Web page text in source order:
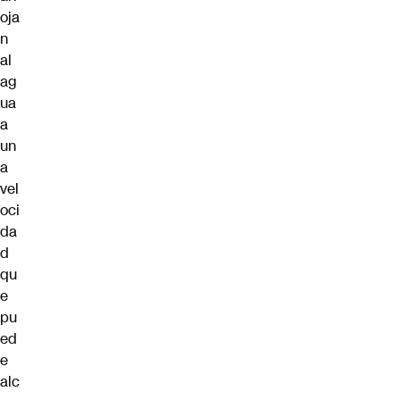
oja
n
al
ag
ua
a
un
a
vel
oci
da
d
qu
e
pu
ed
e
alc